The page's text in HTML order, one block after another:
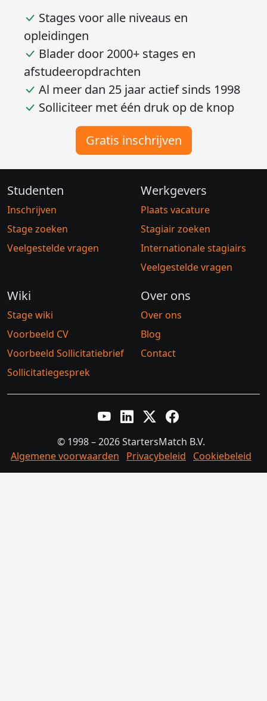
Stages voor alle niveaus en
opleidingen
Blader door 2000+ stages en
afstudeeropdrachten
Al meer dan 25 jaar actief sinds 1998
Solliciteer met één druk op de knop
Gratis inschrijven
Studenten
Inschrijven
Stage zoeken
Veelgestelde vragen
Werkgevers
Plaats vacature
Stagiair zoeken
Internationale stagiairs
Veelgestelde vragen
Wiki
Stage wiki
Voorbeeld CV
Voorbeeld Sollicitatiebrief
Sollicitatiegesprek
Over ons
Over ons
Blog
Contact
YouTubeLinkedInTwitter XFacebook
© 1998 – 2026 StartersMatch B.V.
Algemene voorwaarden
Privacybeleid Cookiebeleid